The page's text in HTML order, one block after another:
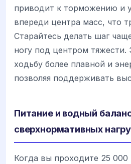
приводит к торможению и
впереди центра масс, что
Старайтесь делать шаг
ногу под центром тяжести.
ходьбу более плавной и
позволяя поддерживать
Питание и водный
сверхнормативных
Когда вы проходите 25 000